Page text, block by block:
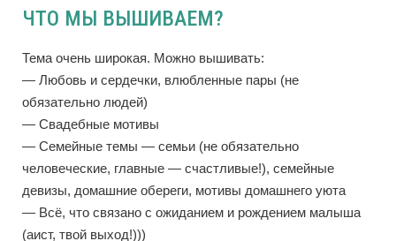
ЧТО МЫ ВЫШИВАЕМ?
Тема очень широкая. Можно вышивать:
— Любовь и сердечки, влюбленные пары (не
обязательно людей)
— Свадебные мотивы
— Семейные темы — семьи (не обязательно
человеческие, главные — счастливые!), семейные
девизы, домашние обереги, мотивы домашнего уюта
— Всё, что связано с ожиданием и рождением малыша
(аист, твой выход!)))